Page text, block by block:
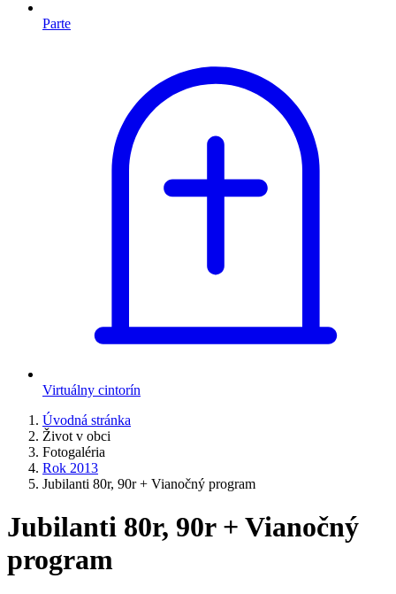
Parte
Virtuálny cintorín
Úvodná stránka
Život v obci
Fotogaléria
Rok 2013
Jubilanti 80r, 90r + Vianočný program
Jubilanti 80r, 90r + Vianočný
program